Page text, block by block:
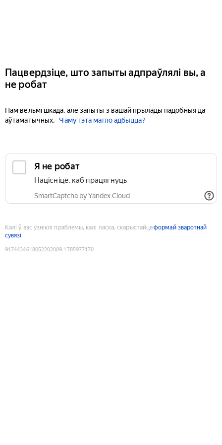
Пацвердзіце, што запыты адпраўлялі вы, а
не робат
Нам вельмі шкада, але запыты з вашай прылады падобныя да
аўтаматычных.
Чаму гэта магло адбыцца?
Я не робат
Націсніце, каб працягнуць
SmartCaptcha by Yandex Cloud
Калі ў вас узніклі праблемы, калі ласка, скарыстайцеформай зваротнай
сувязі
9174434618052202009:1785977170